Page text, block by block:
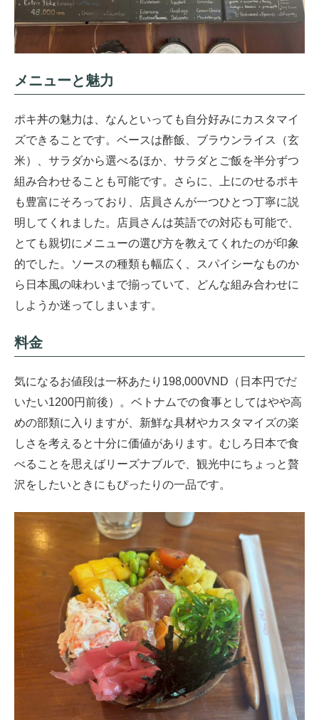
メニューと魅力
ポキ丼の魅力は、なんといっても自分好みにカスタマイ
ズできることです。ベースは酢飯、ブラウンライス（玄
米）、サラダから選べるほか、サラダとご飯を半分ずつ
組み合わせることも可能です。さらに、上にのせるポキ
も豊富にそろっており、店員さんが一つひとつ丁寧に説
明してくれました。店員さんは英語での対応も可能で、
とても親切にメニューの選び方を教えてくれたのが印象
的でした。ソースの種類も幅広く、スパイシーなものか
ら日本風の味わいまで揃っていて、どんな組み合わせに
しようか迷ってしまいます。
料金
気になるお値段は一杯あたり198,000VND（日本円でだ
いたい1200円前後）。ベトナムでの食事としてはやや高
めの部類に入りますが、新鮮な具材やカスタマイズの楽
しさを考えると十分に価値があります。むしろ日本で食
べることを思えばリーズナブルで、観光中にちょっと贅
沢をしたいときにもぴったりの一品です。